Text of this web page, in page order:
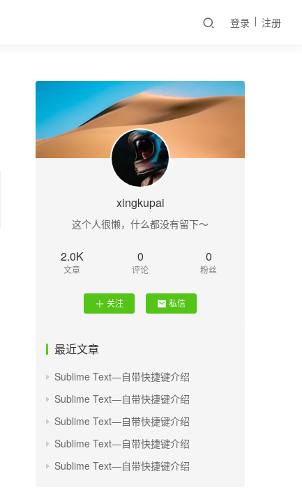
登录 注册
xingkupai
这个人很懒，什么都没有留下～
2.0K
文章
0
评论
0
粉丝
关注 私信
最近文章
Sublime Text—自带快捷键介绍
Sublime Text—自带快捷键介绍
Sublime Text—自带快捷键介绍
Sublime Text—自带快捷键介绍
Sublime Text—自带快捷键介绍